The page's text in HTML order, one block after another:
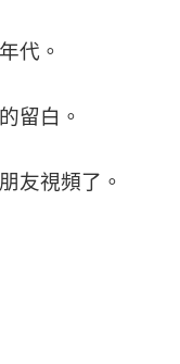
代。
留白。
友視頻了。